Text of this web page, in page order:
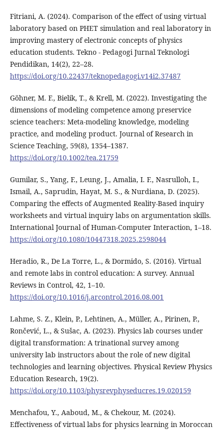
Fitriani, A. (2024). Comparison of the effect of using virtual
laboratory based on PHET simulation and real laboratory in
improving mastery of electronic concepts of physics
education students. Tekno - Pedagogi Jurnal Teknologi
Pendidikan, 14(2), 22–28.
https://doi.org/10.22437/teknopedagogi.v14i2.37487
Göhner, M. F., Bielik, T., & Krell, M. (2022). Investigating the
dimensions of modeling competence among preservice
science teachers: Meta‐modeling knowledge, modeling
practice, and modeling product. Journal of Research in
Science Teaching, 59(8), 1354–1387.
https://doi.org/10.1002/tea.21759
Gumilar, S., Yang, F., Leung, J., Amalia, I. F., Nasrulloh, I.,
Ismail, A., Saprudin, Hayat, M. S., & Nurdiana, D. (2025).
Comparing the effects of Augmented Reality-Based inquiry
worksheets and virtual inquiry labs on argumentation skills.
International Journal of Human-Computer Interaction, 1–18.
https://doi.org/10.1080/10447318.2025.2598044
Heradio, R., De La Torre, L., & Dormido, S. (2016). Virtual
and remote labs in control education: A survey. Annual
Reviews in Control, 42, 1–10.
https://doi.org/10.1016/j.arcontrol.2016.08.001
Lahme, S. Z., Klein, P., Lehtinen, A., Müller, A., Pirinen, P.,
Rončević, L., & Sušac, A. (2023). Physics lab courses under
digital transformation: A trinational survey among
university lab instructors about the role of new digital
technologies and learning objectives. Physical Review Physics
Education Research, 19(2).
https://doi.org/10.1103/physrevphyseducres.19.020159
Menchafou, Y., Aaboud, M., & Chekour, M. (2024).
Effectiveness of virtual labs for physics learning in Moroccan